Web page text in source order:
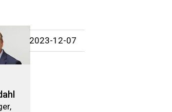
2023-12-07